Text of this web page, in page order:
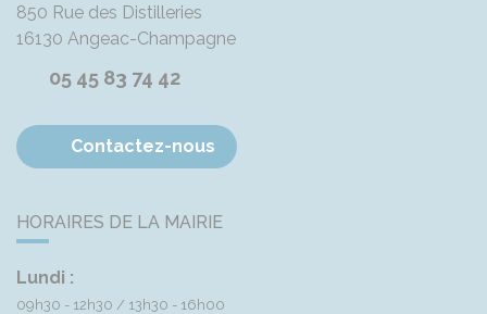
850 Rue des Distilleries
16130 Angeac-Champagne
05 45 83 74 42
Contactez-nous
HORAIRES DE LA MAIRIE
Lundi :
09h30 - 12h30 13h30 - 16h00